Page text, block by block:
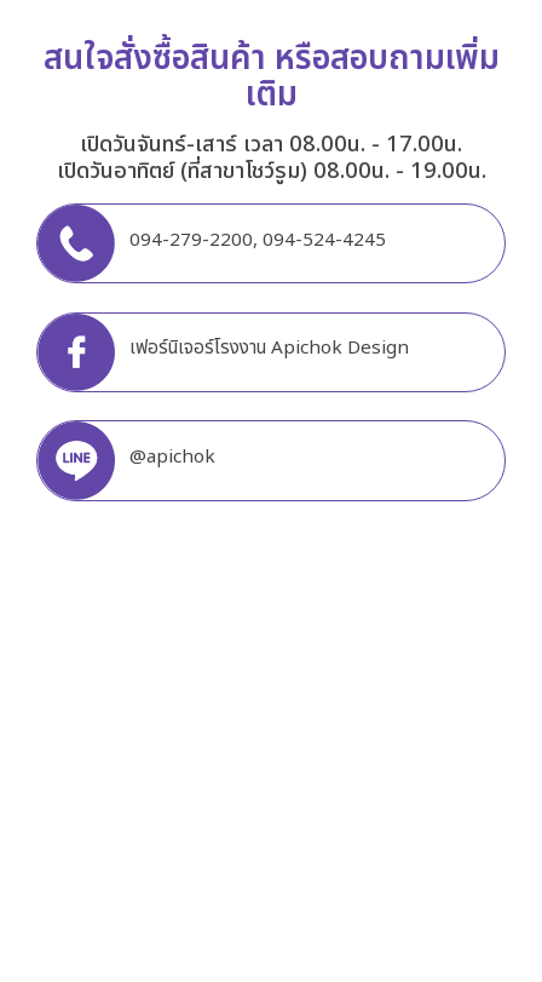
สนใจสั่งซื้อสินค้า หรือสอบถามเพิ่ม
เติม
เปิดวันจันทร์-เสาร์ เวลา 08.00น. - 17.00น.
เปิดวันอาทิตย์ (ที่สาขาโชว์รูม) 08.00น. - 19.00น.
094-279-2200, 094-524-4245
เฟอร์นิเจอร์โรงงาน Apichok Design
@apichok